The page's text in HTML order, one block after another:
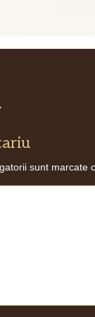
sunt marcate